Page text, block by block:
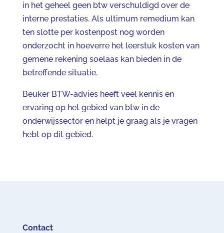
in het geheel geen btw verschuldigd over de
interne prestaties. Als ultimum remedium kan
ten slotte per kostenpost nog worden
onderzocht in hoeverre het leerstuk kosten van
gemene rekening soelaas kan bieden in de
betreffende situatie.
Beuker BTW-advies heeft veel kennis en
ervaring op het gebied van btw in de
onderwijssector en helpt je graag als je vragen
hebt op dit gebied.
Contact